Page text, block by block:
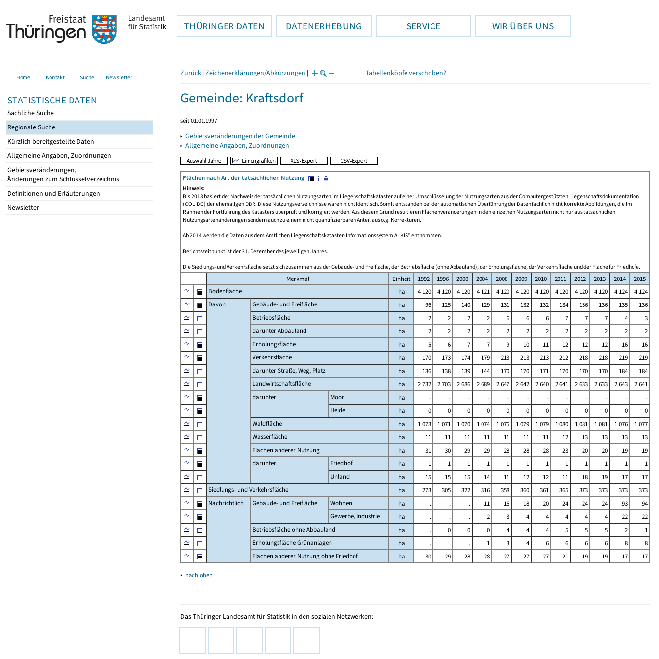
THÜRINGER DATEN DATENERHEBUNG SERVICE WIR ÜBER UNS
Home Kontakt Suche Newsletter
STATISTISCHE DATEN
Sachliche Suche
Regionale Suche
Kürzlich bereitgestellte Daten
Allgemeine Angaben, Zuordnungen
Gebietsveränderungen,
Änderungen zum Schlüsselverzeichnis
Definitionen und Erläuterungen
Newsletter
Zurück | Zeichenerklärungen/Abkürzungen | Tabellenköpfe verschoben?
Gemeinde: Kraftsdorf
seit 01.01.1997
▸ Gebietsveränderungen der Gemeinde
▸ Allgemeine Angaben, Zuordnungen
Flächen nach Art der tatsächlichen Nutzung
Hinweis:
Bis 2013 basiert der Nachweis der tatsächlichen Nutzungsarten im Liegenschaftskataster auf einer Umschlüsselung der Nutzungsarten aus der Computergestützten Liegenschaftsdokumentation
(COLIDO) der ehemaligen DDR. Diese Nutzungsverzeichnisse waren nicht identisch. Somit entstanden bei der automatischen Überführung der Daten fachlich nicht korrekte Abbildungen, die im
Rahmen der Fortführung des Katasters überprüft und korrigiert werden. Aus diesem Grund resultieren Flächenveränderungen in den einzelnen Nutzungsarten nicht nur aus tatsächlichen
Nutzungsartenänderungen sondern auch zu einem nicht quantifizierbaren Anteil aus o.g. Korrekturen.
Ab 2014 werden die Daten aus dem Amtlichen Liegenschaftskataster-Informationssystem ALKIS® entnommen.
Berichtszeitpunkt ist der 31. Dezember des jeweiligen Jahres.
Die Siedlungs-und Verkehrsfläche setzt sich zusammen aus der Gebäude- und Freifläche, der Betriebsfläche (ohne Abbauland), der Erholungsfläche, der Verkehrsfläche und der Fläche für Friedhöfe.
Merkmal Einheit 1992 1996 2000 2004 2008 2009 2010 2011 2012 2013 2014
2015
Bodenfläche
ha 4 120 4 120 4 120 4 121 4 120 4 120 4 120 4 120 4 120 4 120 4 124
4 124
Davon
Gebäude- und Freifläche ha 96 125 140 129 131 132 132 134 136 136 135
136
Betriebsfläche
ha 2 2 2 2 6 6 6 7 7 7 4
3
darunter Abbauland
ha 2 2 2 2 2 2 2 2 2 2 2
2
Erholungsfläche
ha 5 6 7 7 9 10 11 12 12 12 16
16
Verkehrsfläche
ha 170 173 174 179 213 213 213 212 218 218 219
219
darunter Straße, Weg, Platz
ha 136 138 139 144 170 170 171 170 170 170 184
184
Landwirtschaftsfläche
ha 2 732 2 703 2 686 2 689 2 647 2 642 2 640 2 641 2 633 2 633 2 643
2 641
darunter
Moor ha - - - - - - - - - - -
-
Heide
ha 0 0 0 0 0 0 0 0 0 0 0
0
Waldfläche
ha 1 073 1 071 1 070 1 074 1 075 1 079 1 079 1 080 1 081 1 081 1 076
1 077
Wasserfläche
ha 11 11 11 11 11 11 11 12 13 13 13
13
Flächen anderer Nutzung
ha 31 30 29 29 28 28 28 23 20 20 19
19
darunter
Friedhof ha 1 1 1 1 1 1 1 1 1 1 1
1
Unland
ha 15 15 15 14 11 12 12 11 18 19 17
17
Siedlungs- und Verkehrsfläche
ha 273 305 322 316 358 360 361 365 373 373 373
373
Nachrichtlich
Gebäude- und Freifläche Wohnen ha . . . 11 16 18 20 24 24 24 93
94
Gewerbe, Industrie
ha . . . 2 3 4 4 4 4 4 22
22
Betriebsfläche ohne Abbauland
ha . 0 0 0 4 4 4 5 5 5 2
1
Erholungsfläche Grünanlagen
ha . . . 1 3 4 6 6 6 6 8
8
Flächen anderer Nutzung ohne Friedhof
ha 30 29 28 28 27 27 27 21 19 19 17 17
▴ nach oben
Das Thüringer Landesamt für Statistik in den sozialen Netzwerken: